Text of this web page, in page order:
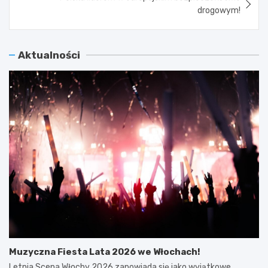
drogowym!
Aktualności
Muzyczna Fiesta Lata 2026 we Włochach!